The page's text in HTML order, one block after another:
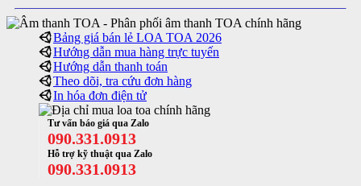
Bảng giá bán lẻ LOA TOA 2026
Hướng dẫn mua hàng trực tuyến
Hướng dẫn thanh toán
Theo dõi, tra cứu đơn hàng
In hóa đơn điện tử
Tư vấn báo giá qua Zalo
090.331.0913
Hỗ trợ kỹ thuật qua Zalo
090.331.0913